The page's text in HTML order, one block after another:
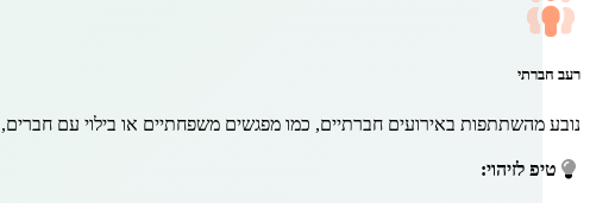
רעב חברתי
נובע מהשתתפות באירועים חברתיים, כמו מפגשים משפחתיים או בילוי עם
טיפ לזיהוי: